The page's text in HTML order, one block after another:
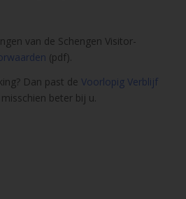
van de Schengen Visitor-
(pdf).
Dan past de Voorlopig Verblijf
beter bij u.